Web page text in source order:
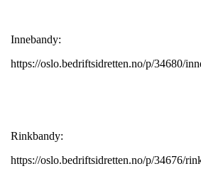
Innebandy:
https://oslo.bedriftsidretten.no/p/34680/
Rinkbandy:
https://oslo.bedriftsidretten.no/p/34676/